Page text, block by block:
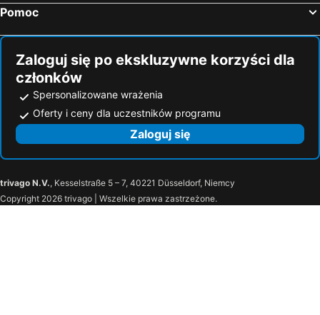
Pomoc
Zaloguj się po ekskluzywne korzyści dla
członków
Spersonalizowane wrażenia
Oferty i ceny dla uczestników programu
Zaloguj się
trivago N.V., Kesselstraße 5 – 7, 40221 Düsseldorf, Niemcy
Copyright 2026 trivago | Wszelkie prawa zastrzeżone.